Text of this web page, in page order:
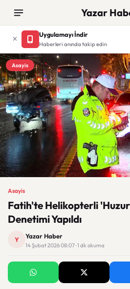
Yazar
Uygulamayı İndir
Haberleri anında takip edin
Asayis
Asayis
Fatih'te Helikopterli
Denetimi Yapıldı
Y Yazar Haber
14 Şubat 2026 08:07 · 1 dk okuma